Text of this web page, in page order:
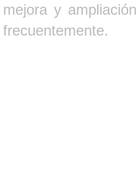
mejora y
frecuentemente.